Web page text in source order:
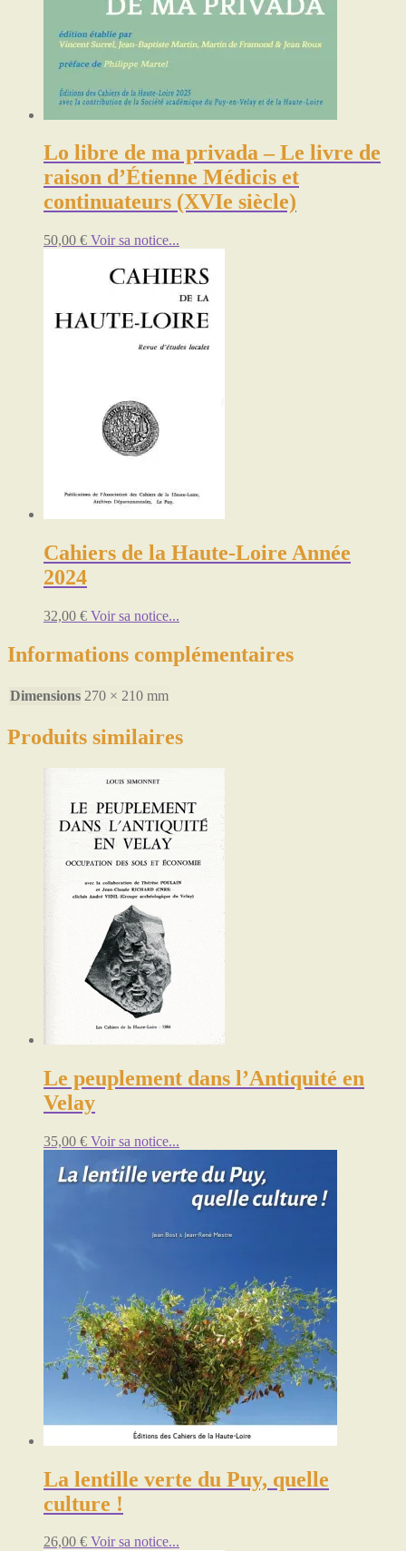
Lo libre de ma privada – Le livre de
raison d’Étienne Médicis et
continuateurs (XVIe siècle)
50,00 € Voir sa notice...
Cahiers de la Haute-Loire Année
2024
32,00 € Voir sa notice...
Informations complémentaires
Dimensions 270 × 210 mm
Produits similaires
Le peuplement dans l’Antiquité en
Velay
35,00 € Voir sa notice...
La lentille verte du Puy, quelle
culture !
26,00 € Voir sa notice...